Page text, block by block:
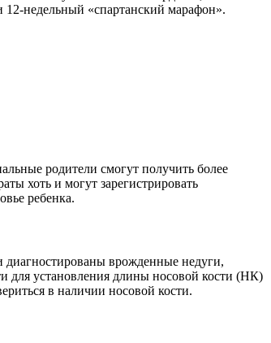
недельный «спартанский марафон».
родители смогут получить более
хоть и могут зарегистрировать
ребенка.
диагностированы врожденные недуги,
для установления длины носовой кости (НК)
в наличии носовой кости.